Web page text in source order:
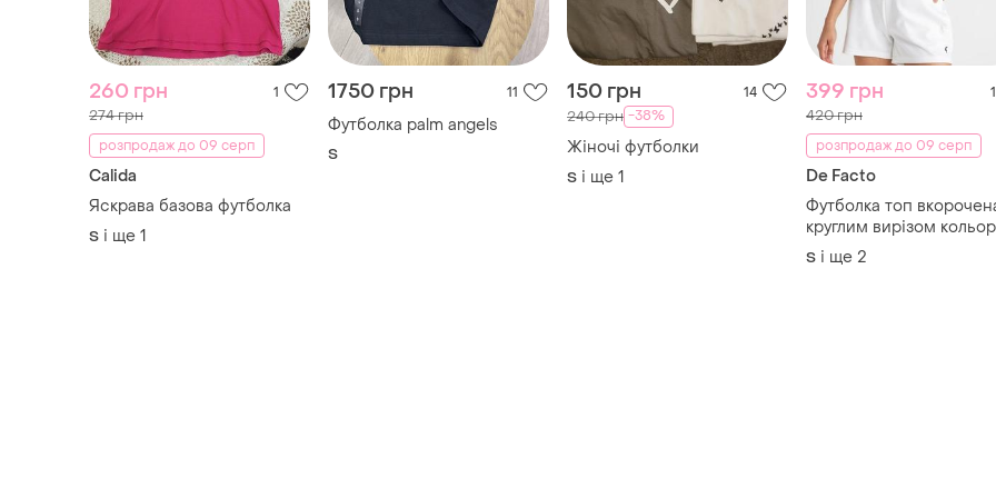
260 грн 1
274 грн
розпродаж до 09 серп
Calida
Яскрава базова футболка
S і ще 1
1750 грн 11
Футболка palm angels
S
150 грн 14
240 грн -38%
Жіночі футболки
S і ще 1
399 грн 1
420 грн
розпродаж до 09 серп
De Facto
Футболка топ
круглим вирізом
індіго та принтом у у віде
слогана defacto
S і ще 2